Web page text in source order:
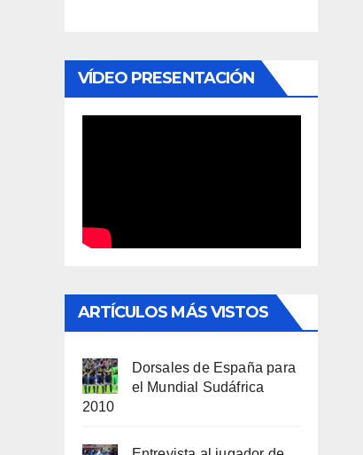
VÍDEO PRESENTACIÓN
ARTÍCULOS MÁS VISTOS
Dorsales de España para
el Mundial Sudáfrica
2010